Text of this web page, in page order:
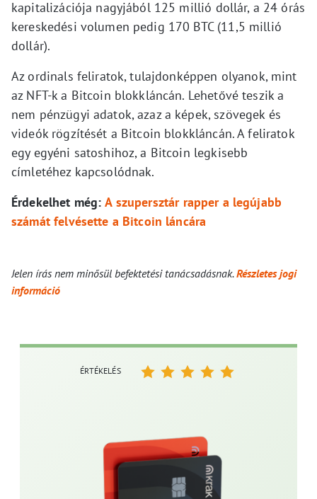
kapitalizációja nagyjából 125 millió dollár, a 24 órás
kereskedési volumen pedig 170 BTC (11,5 millió
dollár).
Az ordinals feliratok, tulajdonképpen olyanok, mint
az NFT-k a Bitcoin blokkláncán. Lehetővé teszik a
nem pénzügyi adatok, azaz a képek, szövegek és
videók rögzítését a Bitcoin blokkláncán. A feliratok
egy egyéni satoshihoz, a Bitcoin legkisebb
címletéhez kapcsolódnak.
Érdekelhet még: A szupersztár rapper a legújabb
számát felvésette a Bitcoin láncára
Jelen írás nem minősül befektetési tanácsadásnak.Részletes jogi
információ
ÉRTÉKELÉS